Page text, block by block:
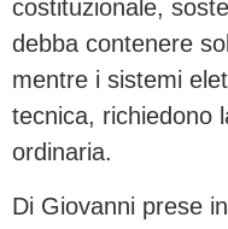
costituzionale,
debba contenere
mentre i sistemi
tecnica, richiedono
ordinaria.
Di Giovanni prese